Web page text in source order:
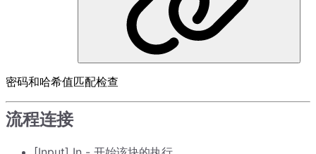
密码和哈希值匹配检查
流程连接